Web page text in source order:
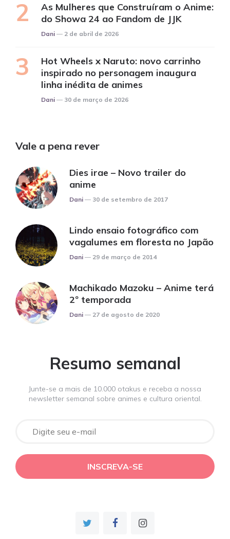
As Mulheres que Construíram o Anime:
do Showa 24 ao Fandom de JJK
Posted
Dani 2 de abril de 2026
Hot Wheels x Naruto: novo carrinho
inspirado no personagem inaugura
linha inédita de animes
Posted
Dani 30 de março de 2026
Vale a pena rever
Dies irae – Novo trailer do
anime
Posted
Dani 30 de setembro de 2017
Lindo ensaio fotográfico com
vagalumes em floresta no Japão
Posted
Dani 29 de março de 2014
Machikado Mazoku – Anime terá
2º temporada
Posted
Dani 27 de agosto de 2020
Resumo semanal
Junte-se a mais de 10.000 otakus e receba a nossa
newsletter semanal sobre animes e cultura oriental.